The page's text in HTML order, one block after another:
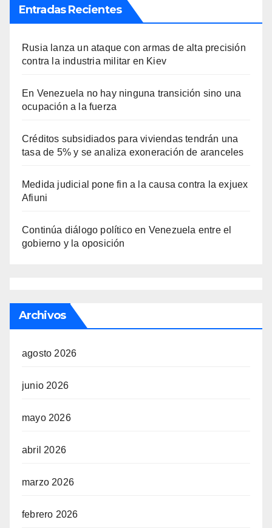
Entradas Recientes
Rusia lanza un ataque con armas de alta precisión
contra la industria militar en Kiev
En Venezuela no hay ninguna transición sino una
ocupación a la fuerza
Créditos subsidiados para viviendas tendrán una
tasa de 5% y se analiza exoneración de aranceles
Medida judicial pone fin a la causa contra la exjuex
Afiuni
Continúa diálogo político en Venezuela entre el
gobierno y la oposición
Archivos
agosto 2026
junio 2026
mayo 2026
abril 2026
marzo 2026
febrero 2026